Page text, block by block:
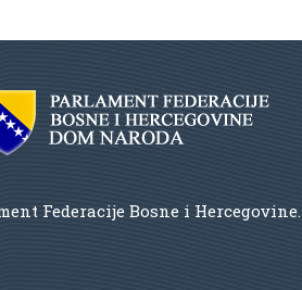
Federacije Bosne i Hercegovine.